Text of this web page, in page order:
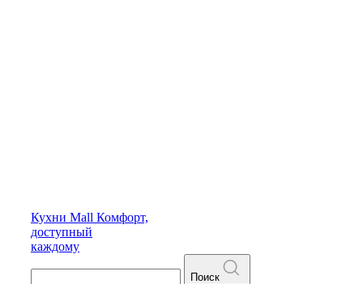
Кухни Mall Комфорт,
доступный
каждому
Поиск